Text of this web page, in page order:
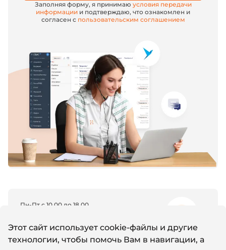
Заполняя форму, я принимаю условия передачи
информации и подтверждаю, что ознакомлен и
согласен с пользовательским соглашением
Пн-Пт с 10.00 до 18.00
Этот сайт использует cookie-файлы и другие
технологии, чтобы помочь Вам в навигации, а